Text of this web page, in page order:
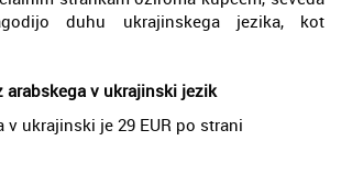
duhu ukrajinskega jezika, kot
arabskega v ukrajinski jezik
v ukrajinski je 29 EUR po strani